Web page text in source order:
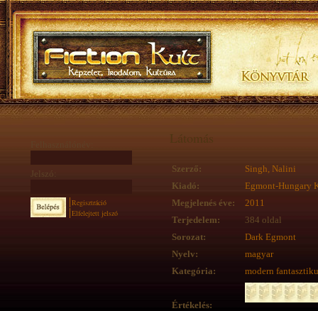
Jelszó:
Regisztráció
Elfelejtett jelszó
Látomás
Szerző:
Singh, Nalini
Kiadó:
Egmont-Hungary
Megjelenés éve:
2011
Terjedelem:
384 oldal
Sorozat:
Dark Egmont
Nyelv:
magyar
Kategória:
modern
Értékelés: